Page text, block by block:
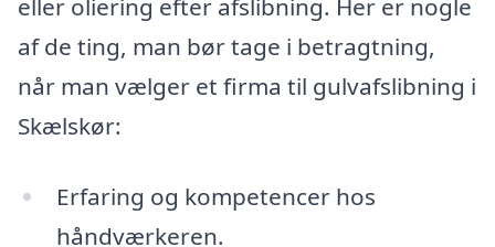
eller oliering efter afslibning. Her er nogle
af de ting, man bør tage i betragtning,
når man vælger et firma til gulvafslibning i
Skælskør:
Erfaring og kompetencer hos
håndværkeren.